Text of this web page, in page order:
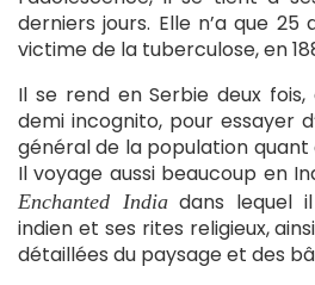
derniers jours. Elle n’a que
victime de la tuberculose, en
Il se rend en Serbie deux fois,
demi incognito, pour essayer
général de la population quant
Il voyage aussi beaucoup en
Enchanted Indiadans lequel
indien et ses rites religieux,
détaillées du paysage et des